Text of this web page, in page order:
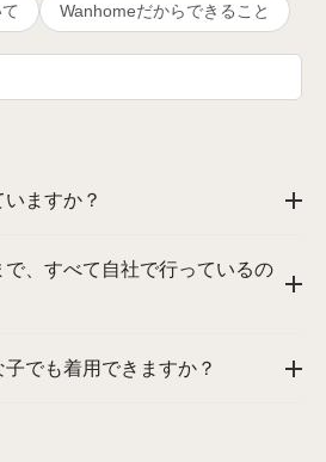
Wanhomeだからできること
ますか？
、すべて自社で行っているの
でも着用できますか？